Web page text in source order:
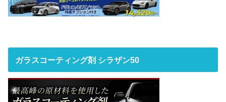
ガラスコーティング剤 シラザン50